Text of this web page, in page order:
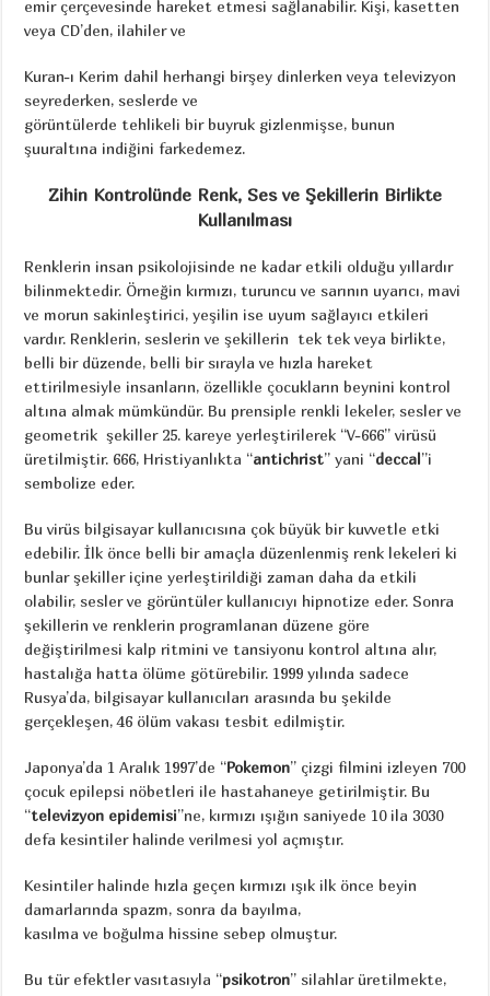
emir çerçevesinde hareket etmesi sağlanabilir. Kişi, kasetten
veya CD’den, ilahiler ve
Kuran-ı Kerim dahil herhangi birşey dinlerken veya televizyon
seyrederken, seslerde ve
görüntülerde tehlikeli bir buyruk gizlenmişse, bunun
şuuraltına indiğini farkedemez.
Zihin Kontrolünde Renk, Ses ve Şekillerin Birlikte
Kullanılması
Renklerin insan psikolojisinde ne kadar etkili olduğu yıllardır
bilinmektedir. Örneğin kırmızı, turuncu ve sarının uyarıcı, mavi
ve morun sakinleştirici, yeşilin ise uyum sağlayıcı etkileri
vardır. Renklerin, seslerin ve şekillerin tek tek veya birlikte,
belli bir düzende, belli bir sırayla ve hızla hareket
ettirilmesiyle insanların, özellikle çocukların beynini kontrol
altına almak mümkündür. Bu prensiple renkli lekeler, sesler ve
geometrik şekiller 25. kareye yerleştirilerek “V-666” virüsü
üretilmiştir. 666, Hristiyanlıkta “antichrist” yani “deccal”i
sembolize eder.
Bu virüs bilgisayar kullanıcısına çok büyük bir kuvvetle etki
edebilir. İlk önce belli bir amaçla düzenlenmiş renk lekeleri ki
bunlar şekiller içine yerleştirildiği zaman daha da etkili
olabilir, sesler ve görüntüler kullanıcıyı hipnotize eder. Sonra
şekillerin ve renklerin programlanan düzene göre
değiştirilmesi kalp ritmini ve tansiyonu kontrol altına alır,
hastalığa hatta ölüme götürebilir. 1999 yılında sadece
Rusya’da, bilgisayar kullanıcıları arasında bu şekilde
gerçekleşen, 46 ölüm vakası tesbit edilmiştir.
Japonya’da 1 Aralık 1997’de “Pokemon” çizgi filmini izleyen 700
çocuk epilepsi nöbetleri ile hastahaneye getirilmiştir. Bu
“televizyon epidemisi”ne, kırmızı ışığın saniyede 10 ila 3030
defa kesintiler halinde verilmesi yol açmıştır.
Kesintiler halinde hızla geçen kırmızı ışık ilk önce beyin
damarlarında spazm, sonra da bayılma,
kasılma ve boğulma hissine sebep olmuştur.
Bu tür efektler vasıtasıyla “psikotron” silahlar üretilmekte,